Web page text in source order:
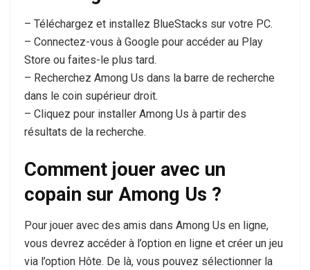
– Téléchargez et installez BlueStacks sur votre PC.
– Connectez-vous à Google pour accéder au Play
Store ou faites-le plus tard.
– Recherchez Among Us dans la barre de recherche
dans le coin supérieur droit.
– Cliquez pour installer Among Us à partir des
résultats de la recherche.
Comment jouer avec un
copain sur Among Us ?
Pour jouer avec des amis dans Among Us en ligne,
vous devrez accéder à l’option en ligne et créer un jeu
via l’option Hôte. De là, vous pouvez sélectionner la